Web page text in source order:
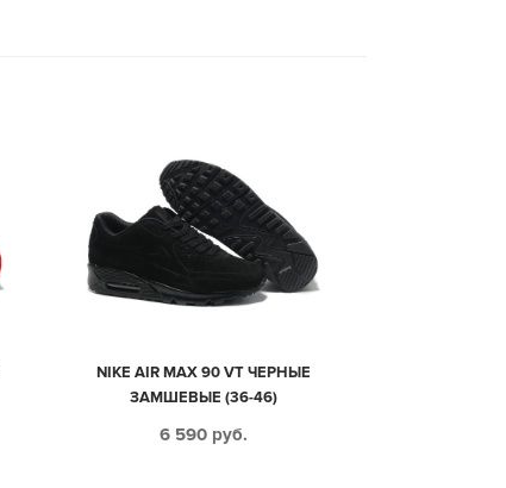
NIKE AIR MAX 90 VT ЧЕРНЫЕ
ЗАМШЕВЫЕ (36-46)
6 590 руб.